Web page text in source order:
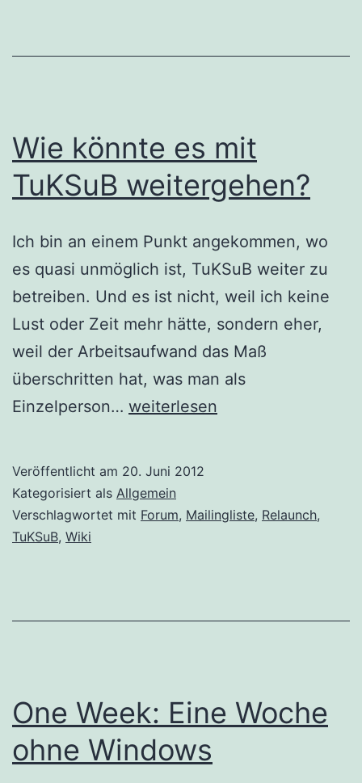
Wie könnte es mit
TuKSuB weitergehen?
Ich bin an einem Punkt angekommen, wo
es quasi unmöglich ist, TuKSuB weiter zu
betreiben. Und es ist nicht, weil ich keine
Lust oder Zeit mehr hätte, sondern eher,
weil der Arbeitsaufwand das Maß
überschritten hat, was man als
Einzelperson… Wie
mit
TuKSuB
weiterlesen
Veröffentlicht am 20. Juni 2012
Kategorisiert als Allgemein
Verschlagwortet mit Forum, Mailingliste, Relaunch,
TuKSuB, Wiki
One Week: Eine Woche
ohne Windows